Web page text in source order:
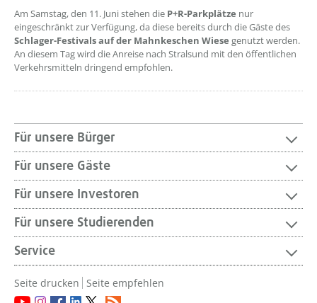
Am Samstag, den 11. Juni stehen die P+R-Parkplätze nur
eingeschränkt zur Verfügung, da diese bereits durch die Gäste des
Schlager-Festivals auf der Mahnkeschen Wiese genutzt werden.
An diesem Tag wird die Anreise nach Stralsund mit den öffentlichen
Verkehrsmitteln dringend empfohlen.
Für unsere Bürger
Für unsere Gäste
Für unsere Investoren
Für unsere Studierenden
Service
Seite drucken Seite empfehlen